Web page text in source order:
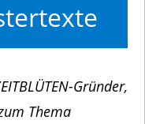
Gründer,
Thema